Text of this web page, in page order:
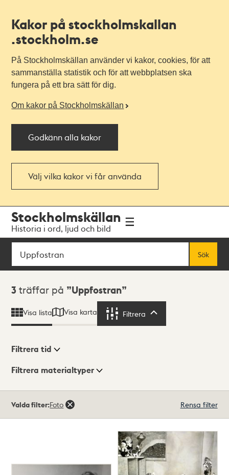
Kakor på stockholmskallan
.stockholm.se
På Stockholmskällan använder vi kakor, cookies, för att
sammanställa statistik och för att webbplatsen ska
fungera på ett bra sätt för dig.
Om kakor på Stockholmskällan
Godkänn alla kakor
Välj vilka kakor vi får använda
navigationen
huvudinnehållet
Stockholmskällan
Historia i ord, ljud och bild
Sök
Sök
Sökresultat
3 träffar på Uppfostran
Visa lista Visa karta Filtrera
Visningsläge
Filtrera tid
Filtrera materialtyper
träffar
Valda filter:Foto Rensa filter